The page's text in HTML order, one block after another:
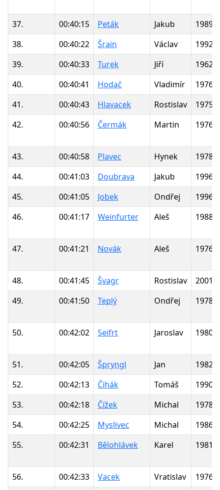
37. 00:40:15 Peták Jakub
1989
38.
00:40:22 Šrain Václav
1992
39.
00:40:33 Turek Jiří
1962
40.
00:40:41 Hodač Vladimír
1976
41.
00:40:43 Hlavacek Rostislav
1975
42.
00:40:56 Čermák Martin 1976
43. 00:40:58 Plavec Hynek
1978
44.
00:41:03 Doubrava Jakub
1996
45.
00:41:05 Jobek Ondřej
1996
46.
00:41:17 Weinfurter Aleš 1988
47. 00:41:21 Novák Aleš 1976
48. 00:41:45 Švagr Rostislav
2001
49.
00:41:50 Teplý Ondřej 1978
50. 00:42:02 Seifrt Jaroslav 1980
51. 00:42:05 Špryngl Jan
1982
52.
00:42:13 Čihák Tomáš
1990
53.
00:42:18 Čížek Michal
1978
54.
00:42:25 Myslivec Michal
1986
55.
00:42:31 Bělohlávek Karel 1981
56. 00:42:33 Vacek Vratislav
1976